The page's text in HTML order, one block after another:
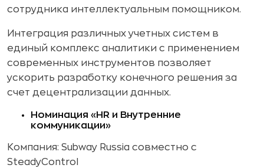
сотрудника интеллектуальным помощником.
Интеграция различных учетных систем в
единый комплекс аналитики с применением
современных инструментов позволяет
ускорить разработку конечного решения за
счет децентрализации данных.
Номинация «HR и Внутренние
коммуникации»
Компания: Subway Russia совместно с
SteadyControl